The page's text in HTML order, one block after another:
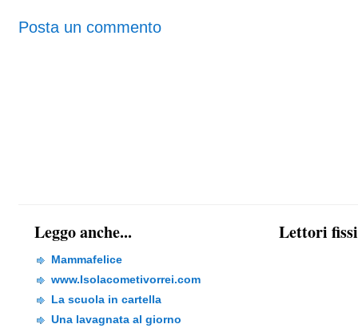
Posta un commento
Leggo anche...
Mammafelice
www.Isolacometivorrei.com
La scuola in cartella
Una lavagnata al giorno
Lettori fissi